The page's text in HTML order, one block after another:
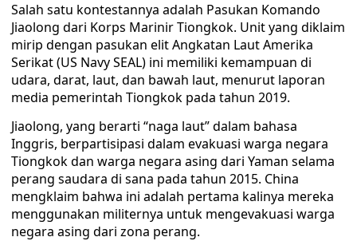
Salah satu kontestannya adalah Pasukan Komando
Jiaolong dari Korps Marinir Tiongkok. Unit yang diklaim
mirip dengan pasukan elit Angkatan Laut Amerika
Serikat (US Navy SEAL) ini memiliki kemampuan di
udara, darat, laut, dan bawah laut, menurut laporan
media pemerintah Tiongkok pada tahun 2019.
Jiaolong, yang berarti “naga laut” dalam bahasa
Inggris, berpartisipasi dalam evakuasi warga negara
Tiongkok dan warga negara asing dari Yaman selama
perang saudara di sana pada tahun 2015. China
mengklaim bahwa ini adalah pertama kalinya mereka
menggunakan militernya untuk mengevakuasi warga
negara asing dari zona perang.